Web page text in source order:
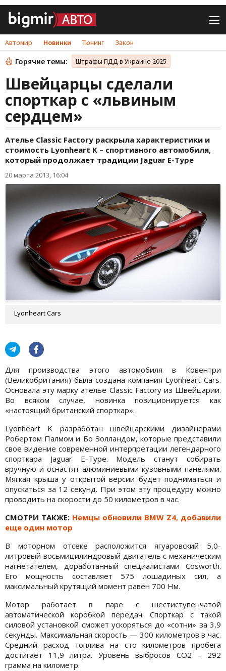
Автомир Новинки Тюнинг Закон
Горячие темы: Штрафы ПДД в Украине 2025
Швейцарцы сделали
спорткар с «львиным
сердцем»
Ателье Classic Factory раскрыла характеристики и
стоимость Lyonheart K – спортивного автомобиля,
который продолжает традиции Jaguar E-Type
20 марта 2013, 16:04
Lyonheart Cars
Для производства этого автомобиля в Ковентри
(Великобритания) была создана компания Lyonheart Cars.
Основала эту марку ателье Classic Factory из Швейцарии.
Во всяком случае, новинка позиционируется как
«настоящий британский спорткар».
Lyonheart K разработан швейцарскими дизайнерами
Робертом Палмом и Бо Золландом, которые представили
свое видение современной интерпретации легендарного
спорткара Jaguar E-Type. Модель станут собирать
вручную и оснастят алюминиевыми кузовными панелями.
Мягкая крыша у открытой версии будет подниматься и
опускаться за 12 секунд. При этом эту процедуру можно
проводить на скорости до 50 километров в час.
СМОТРИ ТАКЖЕ: Немцы обновили BMW Z4, добавили
еще один мотор
В моторном отсеке расположится ягуаровский 5,0-
литровый восьмицилиндровый двигатель с механическим
нагнетателем, доработанный специалистами Cosworth.
Его мощность составляет 575 лошадиных сил, а
максимальный крутящий момент равен 700 Нм.
Мотор работает в паре с шестиступенчатой
автоматической коробкой передач. Спорткар с такой
силовой установкой сможет ускоряться до «сотни» за 3,9
секунды. Максимальная скорость — 300 километров в час.
Средний расход топлива на сто километров пробега
достигает 11,9 литра. Уровень выбросов CO2 – 292
грамма на километр.